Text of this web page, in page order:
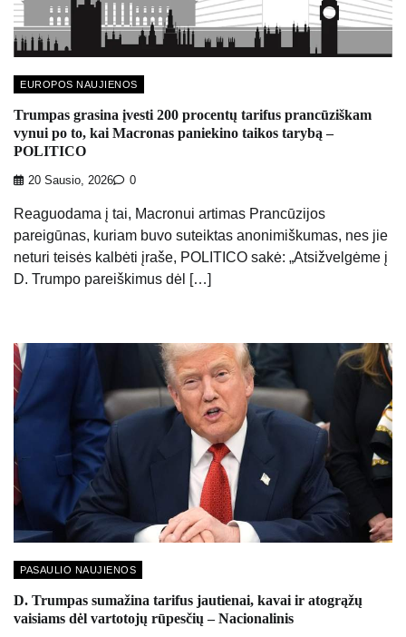
EUROPOS NAUJIENOS
Trumpas grasina įvesti 200 procentų tarifus prancūziškam
vynui po to, kai Macronas paniekino taikos tarybą –
POLITICO
20 Sausio, 2026 0
Reaguodama į tai, Macronui artimas Prancūzijos
pareigūnas, kuriam buvo suteiktas anonimiškumas, nes jie
neturi teisės kalbėti įraše, POLITICO sakė: „Atsižvelgėme į
D. Trumpo pareiškimus dėl […]
PASAULIO NAUJIENOS
D. Trumpas sumažina tarifus jautienai, kavai ir atogrąžų
vaisiams dėl vartotojų rūpesčių – Nacionalinis